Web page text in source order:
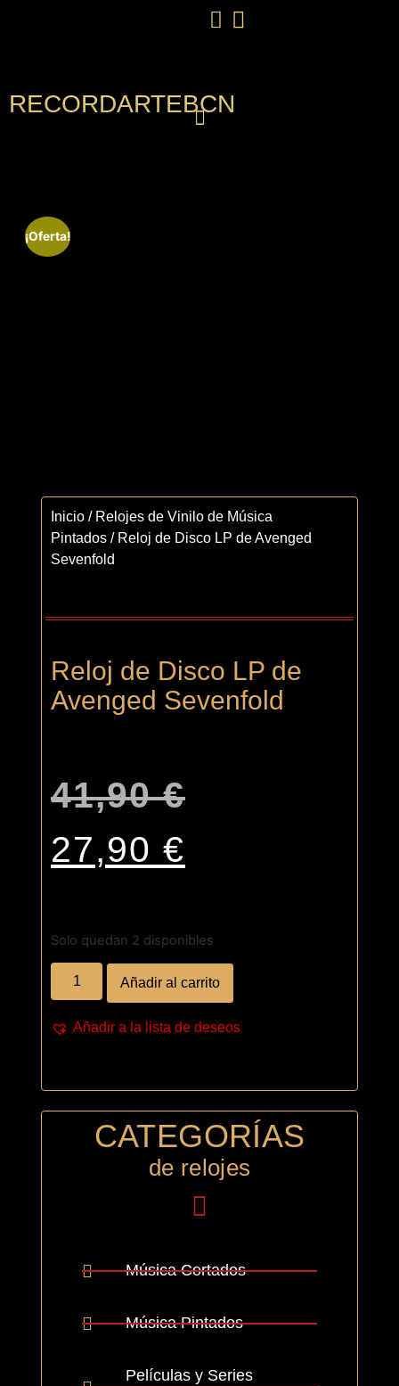
RECORDARTEBCN
¡Oferta!
Inicio / Relojes de Vinilo de Música
Pintados / Reloj de Disco LP de Avenged
Sevenfold
Reloj de Disco LP de
Avenged Sevenfold
41,90€
27,90 €
Solo quedan 2 disponibles
Añadir al carrito
Añadir a la lista de deseos
CATEGORÍAS
de relojes
Música Cortados
Música Pintados
Películas y Series